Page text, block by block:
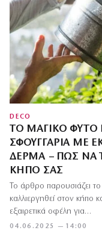
DECO
ΤΟ ΜΑΓΙΚΌ ΦΥΤΌ
ΣΦΟΥΓΓΆΡΙΑ ΜΕ
ΔΈΡΜΑ – ΠΏΣ ΝΑ
ΚΉΠΟ ΣΑΣ
04.06.2025 — 14:00
Το άρθρο παρουσιάζει
καλλιεργηθεί στον κήπο
εξαιρετικά οφέλη για…